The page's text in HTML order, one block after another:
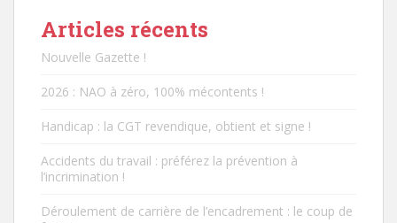
Articles récents
Nouvelle Gazette !
2026 : NAO à zéro, 100% mécontents !
Handicap : la CGT revendique, obtient et signe !
Accidents du travail : préférez la prévention à
l’incrimination !
Déroulement de carrière de l’encadrement : le coup de